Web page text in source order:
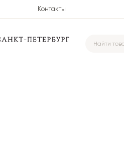
Контакты